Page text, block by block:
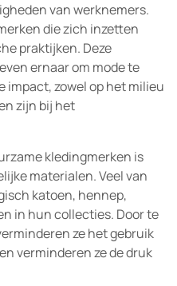
van werknemers.
die zich inzetten
praktijken. Deze
ernaar om mode te
impact, zowel op het milieu
zijn bij het
kledingmerken is
materialen. Veel van
katoen, hennep,
in hun collecties. Door te
ze het gebruik
verminderen ze de druk